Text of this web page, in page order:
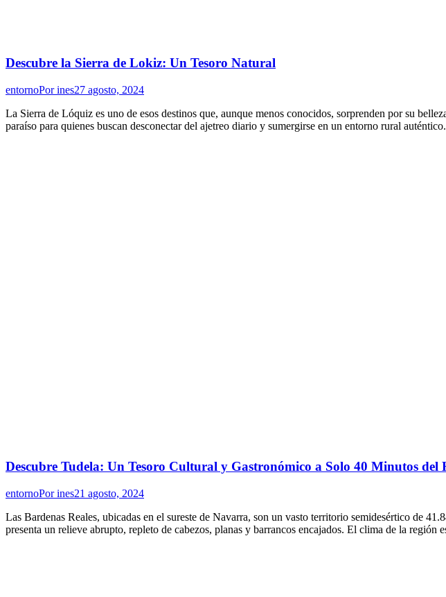
Descubre la Sierra de Lokiz: Un Tesoro Natural
entornoPorines27 agosto, 2024
La Sierra de Lóquiz es uno de esos destinos que, aunque menos conocidos, sorprenden por su
paraíso para quienes buscan desconectar del ajetreo diario y sumergirse en un entorno rural
Descubre Tudela: Un Tesoro Cultural y Gastronómico a Solo 40 Minutos del
entornoPorines21 agosto, 2024
Las Bardenas Reales, ubicadas en el sureste de Navarra, son un vasto territorio semidesértico de
presenta un relieve abrupto, repleto de cabezos, planas y barrancos encajados. El clima de la